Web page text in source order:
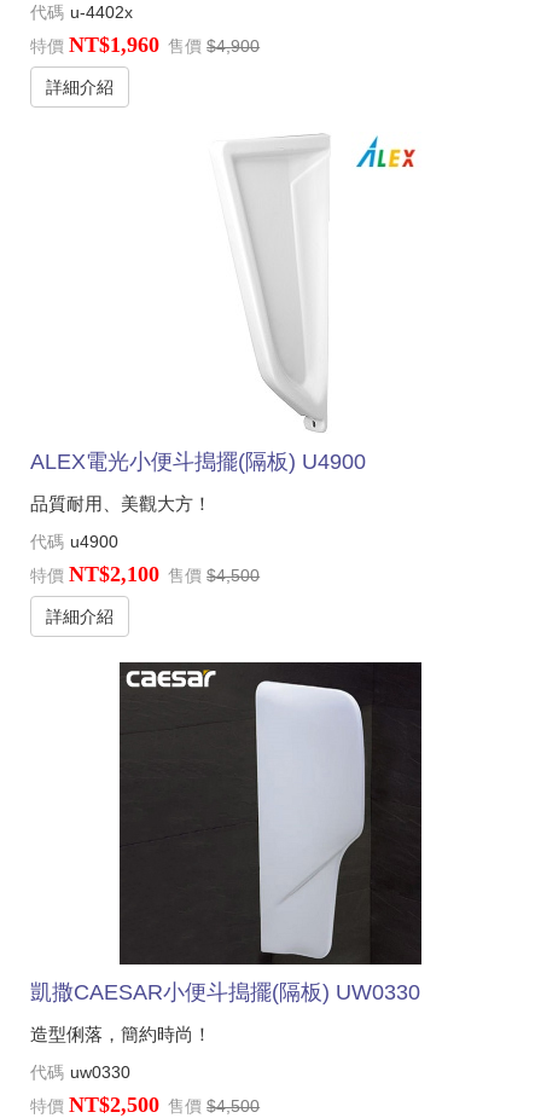
代碼 u-4402x
特價 NT$1,960 售價 $4,900
詳細介紹
ALEX電光小便斗搗擺(隔板) U4900
品質耐用、美觀大方！
代碼 u4900
特價 NT$2,100 售價 $4,500
詳細介紹
凱撒CAESAR小便斗搗擺(隔板) UW0330
造型俐落，簡約時尚！
代碼 uw0330
特價 NT$2,500 售價 $4,500